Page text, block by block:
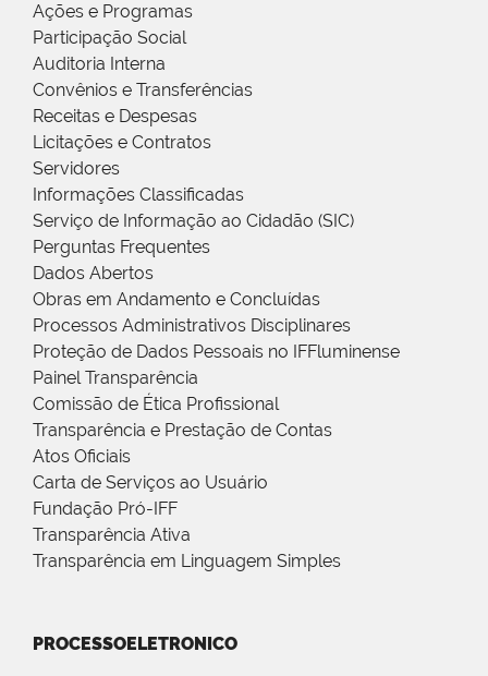
Ações e Programas
Participação Social
Auditoria Interna
Convênios e Transferências
Receitas e Despesas
Licitações e Contratos
Servidores
Informações Classificadas
Serviço de Informação ao Cidadão (SIC)
Perguntas Frequentes
Dados Abertos
Obras em Andamento e Concluídas
Processos Administrativos Disciplinares
Proteção de Dados Pessoais no IFFluminense
Painel Transparência
Comissão de Ética Profissional
Transparência e Prestação de Contas
Atos Oficiais
Carta de Serviços ao Usuário
Fundação Pró-IFF
Transparência Ativa
Transparência em Linguagem Simples
PROCESSOELETRONICO